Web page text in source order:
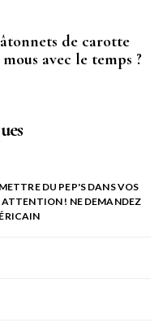
de carotte
avec le temps ?
DU PEP'S DANS VOS
! NE DEMANDEZ